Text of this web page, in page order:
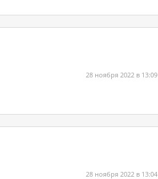
28 ноября 2022 в 13:09
28 ноября 2022 в 13:04